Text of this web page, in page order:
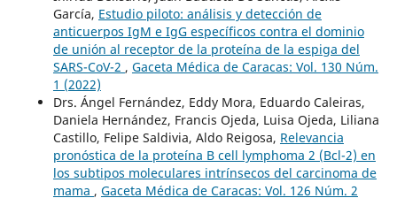
García, Estudio piloto: análisis y detección de
anticuerpos IgM e IgG específicos contra el dominio
de unión al receptor de la proteína de la espiga del
SARS-CoV-2 , Gaceta Médica de Caracas: Vol. 130 Núm.
1 (2022)
Drs. Ángel Fernández, Eddy Mora, Eduardo Caleiras,
Daniela Hernández, Francis Ojeda, Luisa Ojeda, Liliana
Castillo, Felipe Saldivia, Aldo Reigosa, Relevancia
pronóstica de la proteína B cell lymphoma 2 (Bcl-2) en
los subtipos moleculares intrínsecos del carcinoma de
mama , Gaceta Médica de Caracas: Vol. 126 Núm. 2